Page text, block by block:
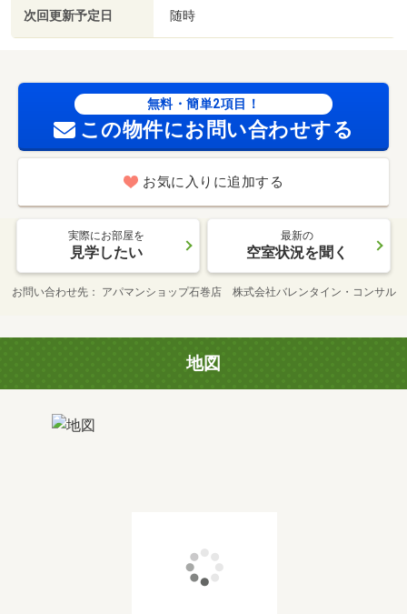
次回更新予定日 随時
無料・簡単2項目！
この物件にお問い合わせする
お気に入りに追加する
実際にお部屋を
見学したい
最新の
空室状況を聞く
お問い合わせ先 アパマンショップ石巻店 株式会社バレンタイン・コンサル
地図